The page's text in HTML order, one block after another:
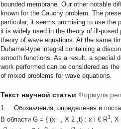
bounded membrane. Our other notable
known for the Cauchy problem. The
particular, it seems promising to use the
it is widely used in the theory of ill-
theory of wave equations. At the same
Duhamel-type integral containing a
smooth functions. As a result, a special
work performed can be considered as
of mixed problems for wave equations.
Текст научной статьи Формула
1. Обозначения, определения и
В области G = { (x i , X 2 ,t) : x i € R1 , X